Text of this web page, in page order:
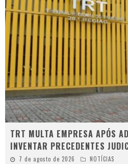
TRT MULTA EMPRESA APÓS
INVENTAR PRECEDENTES
7 de agosto de 2026 NOTÍCIAS